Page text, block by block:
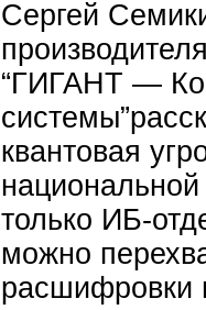
Сергей
“ГИГАНТ —
квантовая
только ИБ-
можно
расшифровки